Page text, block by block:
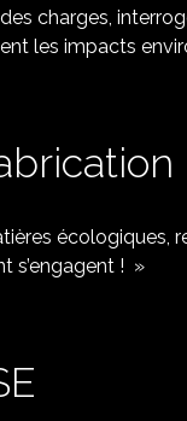
charges,
les impacts
écologiques,
s’engagent ! »